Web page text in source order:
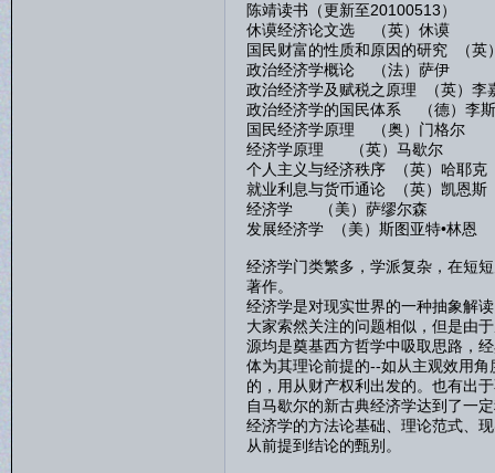
陈靖读书（更新至20100513）
休谟经济论文选 （英）休谟
国民财富的性质和原因的研究 （英
政治经济学概论 （法）萨伊
政治经济学及赋税之原理 （英）李
政治经济学的国民体系 （德）李
国民经济学原理 （奥）门格尔
经济学原理 （英）马歇尔
个人主义与经济秩序 （英）哈耶克
就业利息与货币通论 （英）凯恩斯
经济学 （美）萨缪尔森
发展经济学 （美）斯图亚特•林恩
经济学门类繁多，学派复杂，在短
著作。
经济学是对现实世界的一种抽象解
大家索然关注的问题相似，但是由
源均是奠基西方哲学中吸取思路，
体为其理论前提的--如从主观效用
的，用从财产权利出发的。也有出
自马歇尔的新古典经济学达到了一
经济学的方法论基础、理论范式、
从前提到结论的甄别。